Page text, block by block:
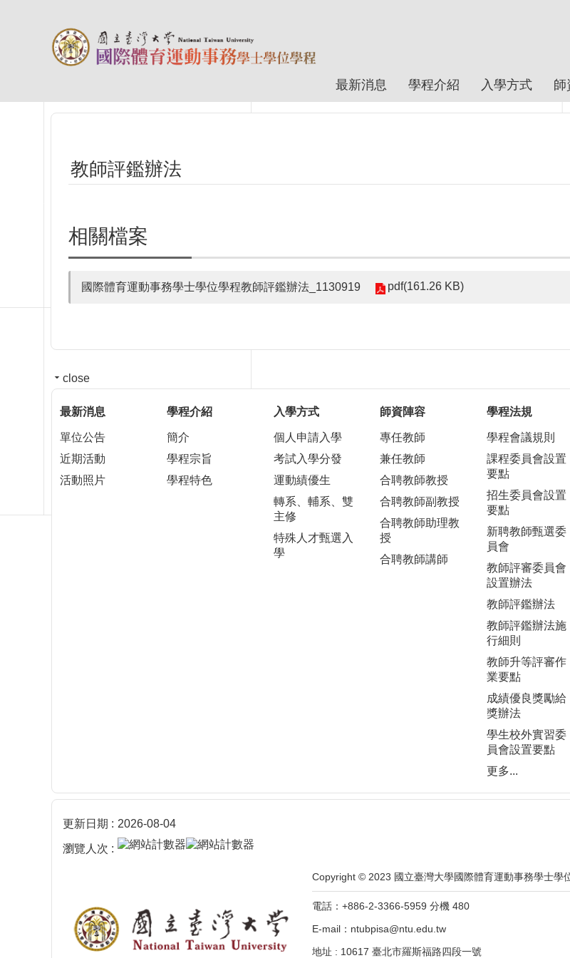
最新消息 學程介紹 入學方式 師
教師評鑑辦法
相關檔案
國際體育運動事務學士學位學程教師評鑑辦法_1130919 pdf(161.26 KB)
close
最新消息
單位公告
近期活動
活動照片
學程介紹
簡介
學程宗旨
學程特色
入學方式
個人申請入學
考試入學分發
運動績優生
轉系、輔系、雙
主修
特殊人才甄選入
學
師資陣容
專任教師
兼任教師
合聘教師教授
合聘教師副教授
合聘教師助理教
授
合聘教師講師
學程法規
學程會議規則
課程委員會設置
要點
招生委員會設置
要點
新聘教師甄選委
員會
教師評審委員會
設置辦法
教師評鑑辦法
教師評鑑辦法施
行細則
教師升等評審作
業要點
成績優良獎勵給
獎辦法
學生校外實習委
員會設置要點
更多...
更新日期 2026-08-04
瀏覽人次
Copyright © 2023 國立臺灣大學國際體育運動事務學士學
電話：+886-2-3366-5959 分機 480
E-mail：ntubpisa@ntu.edu.tw
地址 : 10617 臺北市羅斯福路四段一號